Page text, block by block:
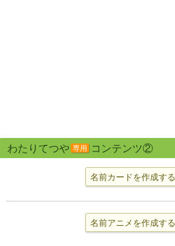
わたりてつや 専用 コンテンツ②
名前カードを作成する
名前アニメを作成する